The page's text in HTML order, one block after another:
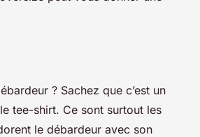
? Sachez que c’est un
tee-shirt. Ce sont surtout les
le débardeur avec son